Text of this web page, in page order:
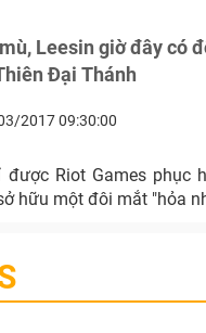
Leesin giờ đây có
Đại Thánh
2017 09:30:00
được Riot Games phục
hữu một đôi mắt "hỏa